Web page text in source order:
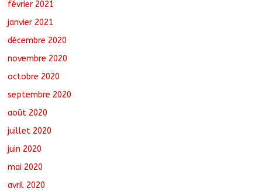
février 2021
janvier 2021
décembre 2020
novembre 2020
octobre 2020
septembre 2020
août 2020
juillet 2020
juin 2020
mai 2020
avril 2020